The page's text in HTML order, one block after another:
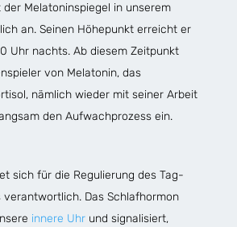
der Melatoninspiegel in unserem
an. Seinen Höhepunkt erreicht er
Uhr nachts. Ab diesem Zeitpunkt
von Melatonin, das
nämlich wieder mit seiner Arbeit
den Aufwachprozess ein.
sich für die Regulierung des Tag-
Das Schlafhormon
innere Uhrund signalisiert,